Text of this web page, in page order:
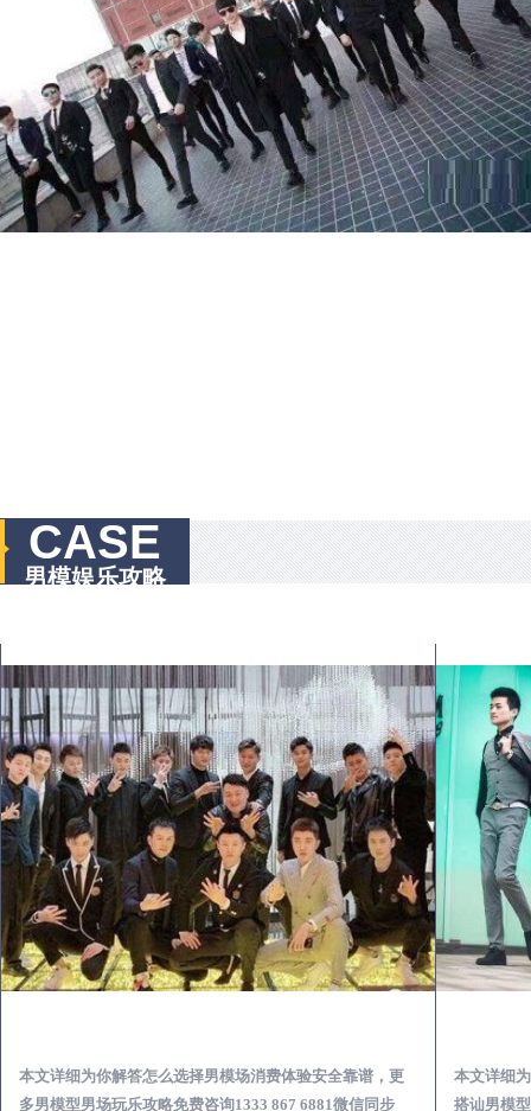
CASE
男模娱乐攻略
本文详细为你解答怎么选择男模场消费体验安全靠谱，更
多男模型男场玩乐攻略免费咨询1333 867 6881微信同步
本文详细
搭讪男模